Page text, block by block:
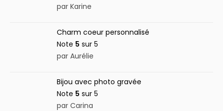
par Karine
Charm coeur personnalisé
Note 5 sur 5
par Aurélie
Bijou avec photo gravée
Note 5 sur 5
par Carina